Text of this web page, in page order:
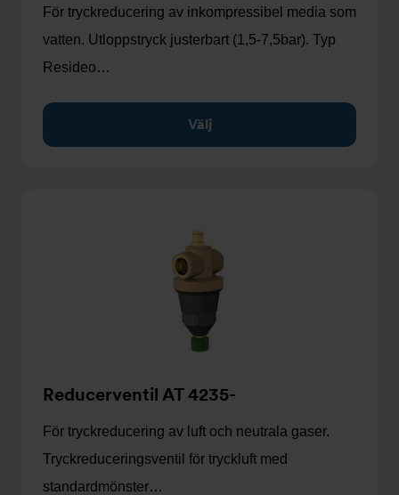
För tryckreducering av inkompressibel media som
vatten. Utloppstryck justerbart (1,5-7,5bar). Typ
Resideo…
Välj
Reducerventil AT 4235-
För tryckreducering av luft och neutrala gaser.
Tryckreduceringsventil för tryckluft med
standardmönster…